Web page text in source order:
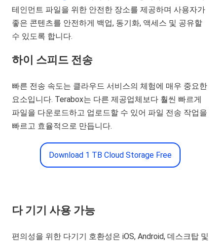
테인먼트 파일을 위한 안전한 장소를 제공하며 사용자가
좋은 콘텐츠를 안전하게 백업, 동기화, 액세스 및 공유할
수 있도록 합니다.
하이 스피드 전송
빠른 전송 속도는 클라우드 서비스의 체험에 매우 중요한
요소입니다. Terabox는 다른 제공업체보다 훨씬 빠르게
파일을 다운로드하고 업로드할 수 있어 파일 전송 작업을
빠르고 효율적으로 만듭니다.
Download 1 TB Cloud Storage Free
다 기기 사용 가능
편의성을 위한 다기기 호환성은 iOS, Android, 데스크탑 및